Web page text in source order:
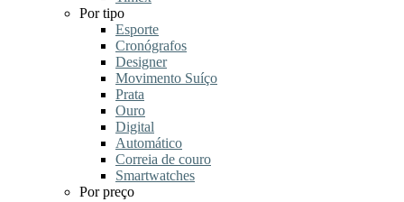
Por tipo
Esporte
Cronógrafos
Designer
Movimento Suíço
Prata
Ouro
Digital
Automático
Correia de couro
Smartwatches
Por preço